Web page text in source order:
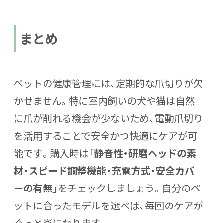
まとめ
ペットの健康管理には、定期的な爪切りが欠
かせません。特に室内飼いの犬や猫は自然
に爪が削れる機会が少ないため、 電動爪切り
を活用することで安全かつ快適にケアが可
能です。購入時は「静音性・研磨ヘッドの素
材・スピード調整機能・充電方式・安全カバ
ーの有無」をチェックしましょう。自分のペ
ットに合ったモデルを選べば、毎回のケアが